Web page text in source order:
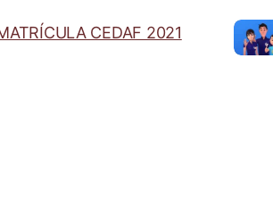
CEDAF 2021